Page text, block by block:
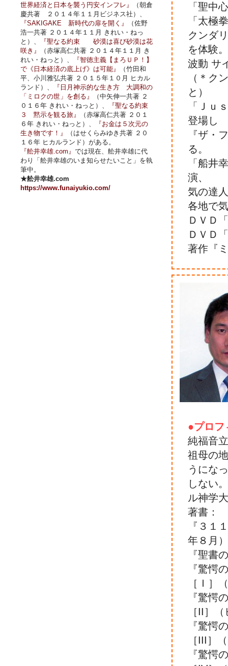
「聖中
「太極
クンダ
を体験。
波動 サ
（＊ク
と）
「Ｊｕ
登場し
『ザ・
る。
「船井
演、
気の達
各地で
ＤＶＤ
ＤＶＤ
著作『
●プロフ
純福音
祖母の
うにな
しない
ル神学
著書：
『３１
年８月）
『聖書
『驚愕
［Ｉ］
『驚愕
［II］
『驚愕
［III］
『驚愕
世界経済と日本を襲う円安インフレ』
（朝倉
慶共著 ２０１４年１１月ビジネス社）、
『SAKIGAKE 新時代の扉を開く』
（佐野
浩一共著 ２０１４年１１月 きれい・ねっ
と）、
『聖なる約束 砂漠は喜び砂漠は花
咲き』
（赤塚高仁共著 ２０１４年１１月 き
れい・ねっと）、
『智徳主義【まろＵＰ！】
で《日本経済の底上げ》は可能』
（竹田和
平、小川雅弘共著 ２０１５年１０月 ヒカル
ランド）、
『日月神示的な生き方 大調和の
「ミロクの世」を創る』
（中矢伸一共著 ２
０１６年 きれい・ねっと）、
『聖なる約束
３ 黙示を観る旅』
（赤塚高仁共著 ２０１
６年 きれい・ねっと）、
『お金は５次元の
生き物です！』
（はせくらみゆき共著 ２０
１６年 ヒカルランド）がある。
『舩井幸雄.com』 では現在、舩井幸雄に代
わり「舩井幸雄のいま知らせたいこと」を執
筆中。
★舩井幸雄.com
https://www.funaiyukio.com/